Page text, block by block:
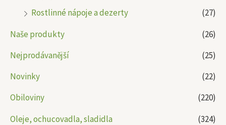
Rostlinné nápoje a dezerty
(27)
Naše produkty
(26)
Nejprodávanější
(25)
Novinky
(22)
Obiloviny
(220)
Oleje, ochucovadla, sladidla
(324)